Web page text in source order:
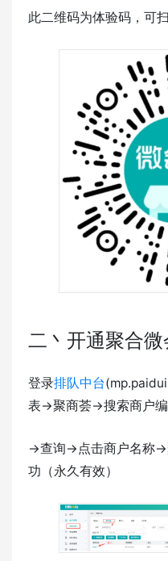
此二维码为体验码，可
二丶开通聚合
登录排队中台
表->聚商荟->搜索商户
->查询->点击商户名称-
功（永久有效）